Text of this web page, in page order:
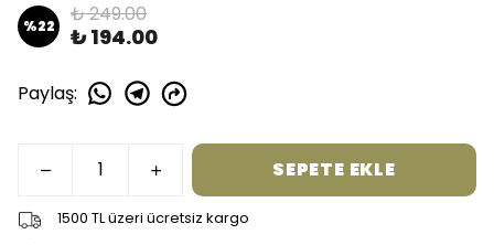
%22 ₺ 249.00
₺ 194.00
Paylaş:
SEPETE EKLE
1500 TL üzeri ücretsiz kargo